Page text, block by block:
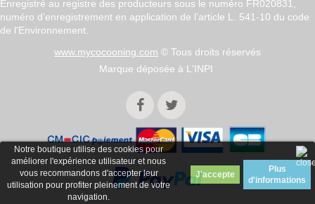
Notre boutique utilise des cookies pour
améliorer l'expérience utilisateur et nous
vous recommandons d'accepter leur
utilisation pour profiter pleinement de votre
navigation.
Plus
d'informations
Enregistré au registre des producteurs sous le numéro FR020831,
numéro d’enregistrement en application de l’article L. 541-10 du code
de l'Environnement.
www.mycocooning.com © Tous droits réservés
Marque déposée à L'INPI